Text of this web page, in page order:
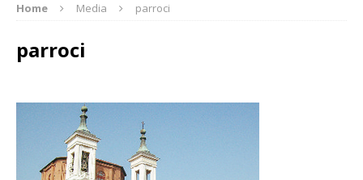
Home Media parroci
parroci